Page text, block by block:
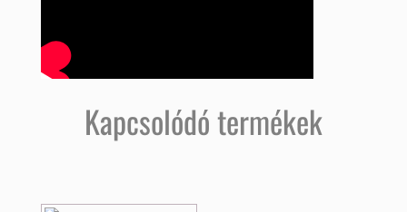
Kapcsolódó termékek